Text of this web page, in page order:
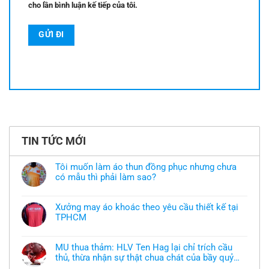
cho lần bình luận kế tiếp của tôi.
TIN TỨC MỚI
Tôi muốn làm áo thun đồng phục nhưng chưa
có mẫu thì phải làm sao?
bình
luận
ở
áo
thun
đồng
Xưởng may áo khoác theo yêu cầu thiết kế tại
TPHCM
bình
luận
ở
Xưởng
MU thua thảm: HLV Ten Hag lại chỉ trích cầu
thủ, thừa nhận sự thật chua chát của bầy quỷ